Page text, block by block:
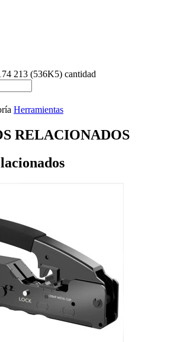
213 (536K5) cantidad
Herramientas
RELACIONADOS